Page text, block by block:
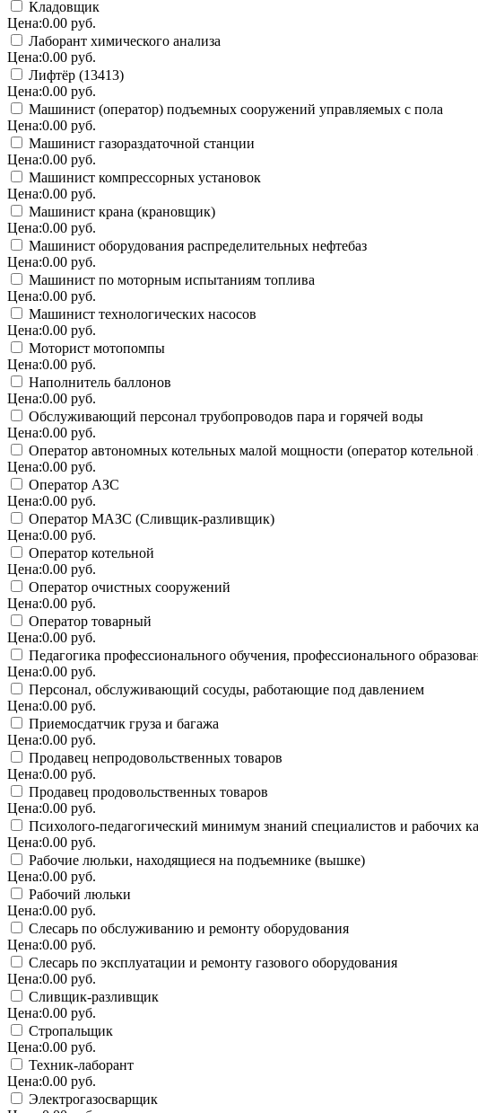
Кладовщик
Цена:0.00 руб.
Лаборант химического анализа
Цена:0.00 руб.
Лифтёр (13413)
Цена:0.00 руб.
Машинист (оператор) подъемных сооружений управляемых с пола
Цена:0.00 руб.
Машинист газораздаточной станции
Цена:0.00 руб.
Машинист компрессорных установок
Цена:0.00 руб.
Машинист крана (крановщик)
Цена:0.00 руб.
Машинист оборудования распределительных нефтебаз
Цена:0.00 руб.
Машинист по моторным испытаниям топлива
Цена:0.00 руб.
Машинист технологических насосов
Цена:0.00 руб.
Моторист мотопомпы
Цена:0.00 руб.
Наполнитель баллонов
Цена:0.00 руб.
Обслуживающий персонал трубопроводов пара и горячей воды
Цена:0.00 руб.
Оператор автономных котельных малой мощности (оператор
Цена:0.00 руб.
Оператор АЗС
Цена:0.00 руб.
Оператор МАЗС (Сливщик-разливщик)
Цена:0.00 руб.
Оператор котельной
Цена:0.00 руб.
Оператор очистных сооружений
Цена:0.00 руб.
Оператор товарный
Цена:0.00 руб.
Педагогика профессионального обучения, профессионального
Цена:0.00 руб.
Персонал, обслуживающий сосуды, работающие под давлением
Цена:0.00 руб.
Приемосдатчик груза и багажа
Цена:0.00 руб.
Продавец непродовольственных товаров
Цена:0.00 руб.
Продавец продовольственных товаров
Цена:0.00 руб.
Психолого-педагогический минимум знаний специалистов и рабочих
Цена:0.00 руб.
Рабочие люльки, находящиеся на подъемнике (вышке)
Цена:0.00 руб.
Рабочий люльки
Цена:0.00 руб.
Слесарь по обслуживанию и ремонту оборудования
Цена:0.00 руб.
Слесарь по эксплуатации и ремонту газового оборудования
Цена:0.00 руб.
Сливщик-разливщик
Цена:0.00 руб.
Стропальщик
Цена:0.00 руб.
Техник-лаборант
Цена:0.00 руб.
Электрогазосварщик